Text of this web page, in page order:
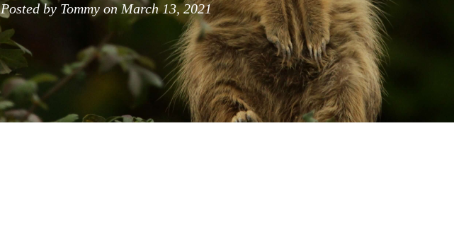
Posted by Tommy on March 13, 2021